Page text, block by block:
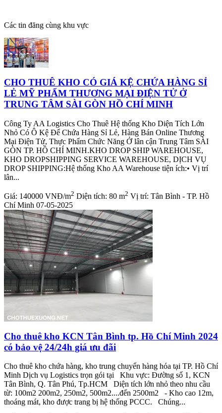
Các tin đăng cùng khu vực
CHO THUÊ KHO CÓ GIÁ KỆ CHỨA HÀNG SỈ
LẺ MỸ PHẨM THƯƠNG MẠI ĐIỆN TỬ Ở
TRUNG TÂM SÀI GÒN HỒ CHÍ MINH
Công Ty AA Logistics Cho Thuê Hệ thống Kho Diện Tích Lớn
Nhỏ Có Ô Kệ Để Chứa Hàng Sỉ Lẻ, Hàng Bán Online Thương
Mại Điện Tử, Thực Phẩm Chức Năng Ở lân cận Trung Tâm SÀI
GÒN TP. HỒ CHÍ MINH.KHO DROP SHIP WAREHOUSE,
KHO DROPSHIPPING SERVICE WAREHOUSE, DỊCH VỤ
DROP SHIPPING:Hệ thống Kho AA Warehouse tiện ích:• Vị trí
lân...
Giá: 140000 VNĐ/m2 Diện tích: 80 m2 Vị trí: Tân Bình - TP. Hồ
Chí Minh 07-05-2025
Cho thuê kho KCN Tân Bình tp. Hồ Chí Minh 2024
có bảo vệ 24/24h giá ưu đãi
Cho thuê kho chứa hàng, kho trung chuyển hàng hóa tại TP. Hồ Chí
Minh Dịch vụ Logistics trọn gói tại Khu vực: Đường số 1, KCN
Tân Bình, Q. Tân Phú, Tp.HCM Diện tích lớn nhỏ theo nhu cầu
từ: 100m2 200m2, 250m2, 500m2....đến 2500m2 - Kho cao 12m,
thoáng mát, kho được trang bị hệ thống PCCC. Chúng...